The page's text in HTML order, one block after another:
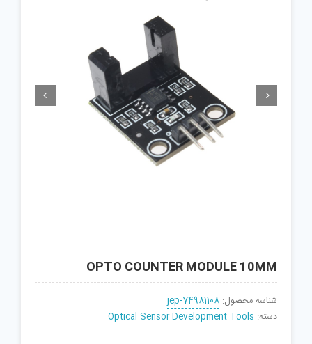
 
OPTO COUNTER MODULE 10MM
شناسه محصول: jep-74981108
دسته: Optical Sensor Development Tools